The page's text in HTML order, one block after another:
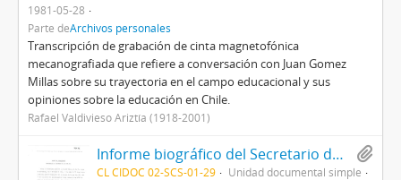
1981-05-28
Parte deArchivos personales
Transcripción de grabación de cinta magnetofónica
mecanografiada que refiere a conversación con Juan Gomez
Millas sobre su trayectoria en el campo educacional y sus
opiniones sobre la educación en Chile.
Rafael Valdivieso Ariztía (1918-2001)
Informe biográfico del Secretario de Estado de los EE.UU Henry Kissinger
CL CIDOC 02-SCS-01-29
Unidad documental simple